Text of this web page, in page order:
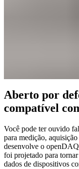
Aberto por
compatível
Você pode ter ouvido
para medição,
desenvolve o
foi projetado para
dados de dispositivos